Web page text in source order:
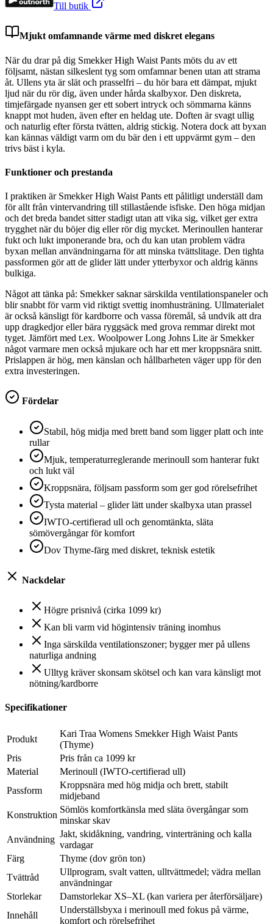
Till butik
Mjukt omfamnande värme med diskret elegans
När du drar på dig Smekker High Waist Pants möts du av ett
följsamt, nästan silkeslent tyg som omfamnar benen utan att strama
åt. Ullens yta är slät och prasselfri – du hör bara ett dämpat, mjukt
ljud när du rör dig, även under hårda skalbyxor. Den diskreta,
timjefärgade nyansen ger ett sobert intryck och sömmarna känns
knappt mot huden, även efter en heldag ute. Doften är svagt ullig
och naturlig efter första tvätten, aldrig stickig. Notera dock att byxan
kan kännas väldigt varm om du bär den i ett uppvärmt gym – den
trivs bäst i kyla.
Funktioner och prestanda
I praktiken är Smekker High Waist Pants ett pålitligt underställ dam
för allt från vintervandring till stillastående isfiske. Den höga midjan
och det breda bandet sitter stadigt utan att vika sig, vilket ger extra
trygghet när du böjer dig eller rör dig mycket. Merinoullen hanterar
fukt och lukt imponerande bra, och du kan utan problem vädra
byxan mellan användningarna för att minska tvättslitage. Den tighta
passformen gör att de glider lätt under ytterbyxor och aldrig känns
bulkiga.
Något att tänka på: Smekker saknar särskilda ventilationspaneler och
blir snabbt för varm vid riktigt svettig inomhusträning. Ullmaterialet
är också känsligt för kardborre och vassa föremål, så undvik att dra
upp dragkedjor eller bära ryggsäck med grova remmar direkt mot
tyget. Jämfört med t.ex. Woolpower Long Johns Lite är Smekker
något varmare men också mjukare och har ett mer kroppsnära snitt.
Prislappen är hög, men känslan och hållbarheten väger upp för den
extra investeringen.
Fördelar
Stabil, hög midja med brett band som ligger platt och inte
rullar
Mjuk, temperaturreglerande merinoull som hanterar fukt
och lukt väl
Kroppsnära, följsam passform som ger god rörelsefrihet
Tysta material – glider lätt under skalbyxa utan prassel
IWTO-certifierad ull och genomtänkta, släta
sömövergångar för komfort
Dov Thyme-färg med diskret, teknisk estetik
Nackdelar
Högre prisnivå (cirka 1099 kr)
Kan bli varm vid högintensiv träning inomhus
Inga särskilda ventilationszoner; bygger mer på ullens
naturliga andning
Ulltyg kräver skonsam skötsel och kan vara känsligt mot
nötning/kardborre
Specifikationer
Produkt
Kari Traa Womens Smekker High Waist Pants
(Thyme)
Pris
Pris från ca 1099 kr
Material
Merinoull (IWTO-certifierad ull)
Passform
Kroppsnära med hög midja och brett, stabilt
midjeband
Konstruktion
Sömlös komfortkänsla med släta övergångar som
minskar skav
Användning
Jakt, skidåkning, vandring, vinterträning och kalla
vardagar
Färg
Thyme (dov grön ton)
Tvättråd
Ullprogram, svalt vatten, ulltvättmedel; vädra mellan
användningar
Storlekar
Damstorlekar XS–XL (kan variera per återförsäljare)
Innehåll
Underställsbyxa i merinoull med fokus på värme,
komfort och rörelsefrihet